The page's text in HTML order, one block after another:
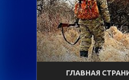
ГЛАВНАЯ